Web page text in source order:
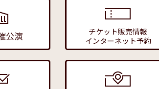
公演
チケット販売情報
インターネット予約